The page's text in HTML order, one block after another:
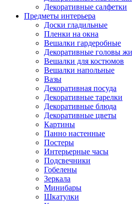
Декоративные салфетки
Предметы интерьера
Доски гладильные
Пленки на окна
Вешалки гардеробные
Декоративные головы
Вешалки для костюмов
Вешалки напольные
Вазы
Декоративная посуда
Декоративные тарелки
Декоративные блюда
Декоративные цветы
Картины
Панно настенные
Постеры
Интерьерные часы
Подсвечники
Гобелены
Зеркала
Минибары
Шкатулки